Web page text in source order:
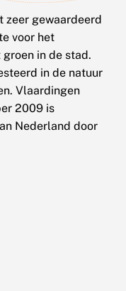
zeer gewaardeerd
voor het
in de stad.
in de natuur
Vlaardingen
2009 is
Nederland door